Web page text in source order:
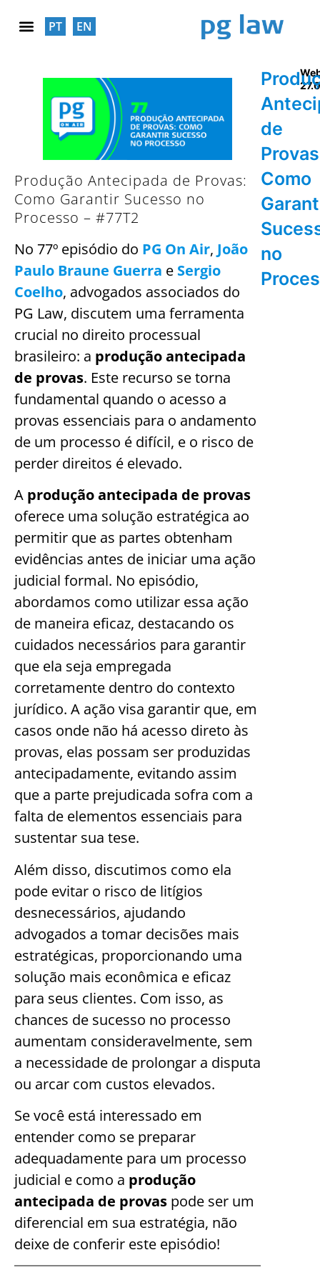
PT EN
de
Como
no
Produção Antecipada de Provas:
Como Garantir Sucesso no
Processo – #77T2
No 77º episódio do PG On Air, João
Paulo Braune Guerra e Sergio
Coelho, advogados associados do
PG Law, discutem uma ferramenta
crucial no direito processual
brasileiro: a produção antecipada
de provas. Este recurso se torna
fundamental quando o acesso a
provas essenciais para o andamento
de um processo é difícil, e o risco de
perder direitos é elevado.
A produção antecipada de provas
oferece uma solução estratégica ao
permitir que as partes obtenham
evidências antes de iniciar uma ação
judicial formal. No episódio,
abordamos como utilizar essa ação
de maneira eficaz, destacando os
cuidados necessários para garantir
que ela seja empregada
corretamente dentro do contexto
jurídico. A ação visa garantir que, em
casos onde não há acesso direto às
provas, elas possam ser produzidas
antecipadamente, evitando assim
que a parte prejudicada sofra com a
falta de elementos essenciais para
sustentar sua tese.
Além disso, discutimos como ela
pode evitar o risco de litígios
desnecessários, ajudando
advogados a tomar decisões mais
estratégicas, proporcionando uma
solução mais econômica e eficaz
para seus clientes. Com isso, as
chances de sucesso no processo
aumentam consideravelmente, sem
a necessidade de prolongar a disputa
ou arcar com custos elevados.
Se você está interessado em
entender como se preparar
adequadamente para um processo
judicial e como a produção
antecipada de provas pode ser um
diferencial em sua estratégia, não
deixe de conferir este episódio!